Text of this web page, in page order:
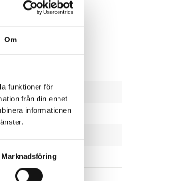
Om
funktioner för
från din enhet
informationen
Marknadsföring